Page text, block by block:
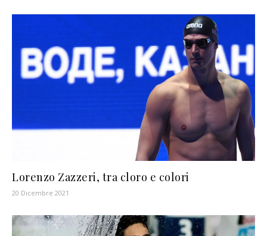
Lorenzo Zazzeri, tra cloro e colori
20 Dicembre 2021